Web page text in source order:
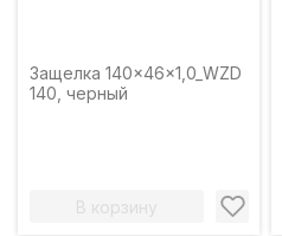
Защелка 140x46x1,0_WZD
140, черный
В корзину